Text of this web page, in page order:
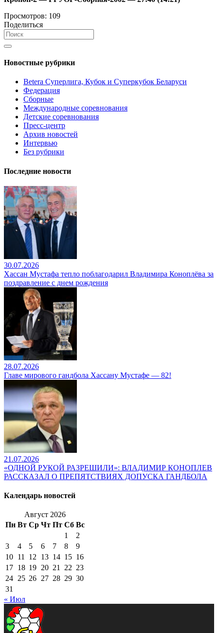
Просмотров: 109
Поделиться
Новостные рубрики
Betera Суперлига, Кубок и Суперкубок Беларуси
Федерация
Сборные
Международные соревнования
Детские соревнования
Пресс-центр
Архив новостей
Интервью
Без рубрики
Последние новости
30.07.2026
Хассан Мустафа тепло поблагодарил Владимира Коноплёва за
поздравление с днем рождения
28.07.2026
Главе мирового гандбола Хассану Мустафе — 82!
21.07.2026
«ОДНОЙ РУКОЙ РАЗРЕШИЛИ»: ВЛАДИМИР КОНОПЛЕВ
РАССКАЗАЛ О ПРЕПЯТСТВИЯХ ДОПУСКА ГАНДБОЛА
Календарь новостей
Август 2026
Пн Вт Ср Чт Пт Сб Вс
1
2
3
4 5 6 7 8
9
10 11 12 13 14 15 16
17 18 19 20 21 22 23
24 25 26 27 28 29 30
31
« Июл